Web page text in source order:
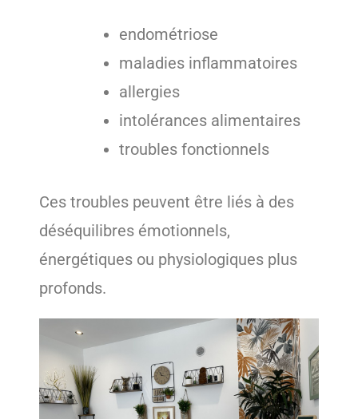
endométriose
maladies inflammatoires
allergies
intolérances alimentaires
troubles fonctionnels
Ces troubles peuvent être liés à des
déséquilibres émotionnels,
énergétiques ou physiologiques plus
profonds.